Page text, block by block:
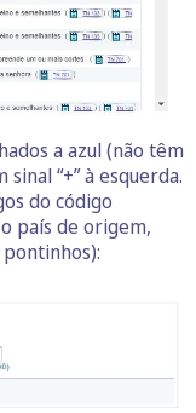
a azul (não têm
“+” à esquerda.
do código
país de origem,
pontinhos):